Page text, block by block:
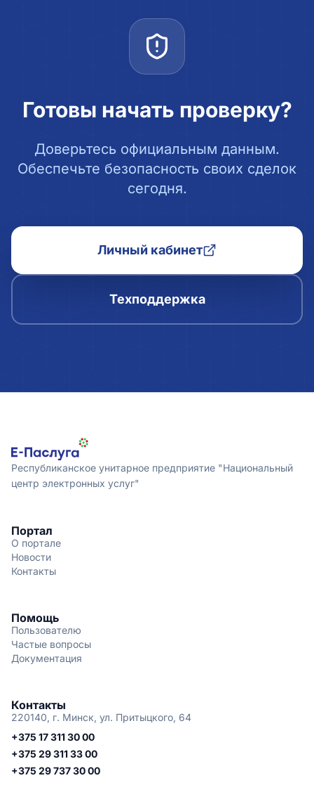
Готовы начать проверку?
Доверьтесь официальным данным.
Обеспечьте безопасность своих сделок
сегодня.
Личный кабинет
Техподдержка
Республиканское унитарное предприятие "Национальный
центр электронных услуг"
Портал
О портале
Новости
Контакты
Помощь
Пользователю
Частые вопросы
Документация
Контакты
220140, г. Минск, ул. Притыцкого, 64
+375 17 311 30 00
+375 29 311 33 00
+375 29 737 30 00